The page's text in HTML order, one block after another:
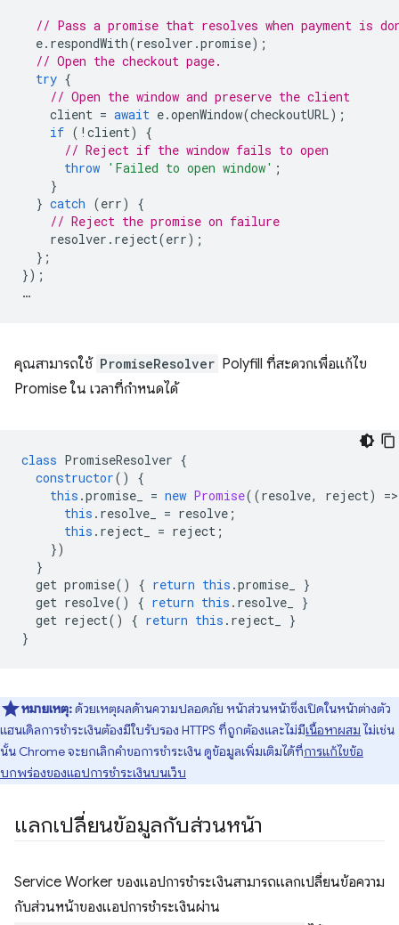
// Pass a promise that resolves when payment is
e. respondWith(resolver .promise);
// Open the checkout page.
try {
// Open the window and preserve the client
client = await e.openWindow(checkoutURL);
if ( ! client)
{
// Reject if the window fails to open
throw 'Failed to open window' ;
}
} catch (err)
{
// Reject the promise on failure
resolver . reject(err);
};
});
…
คุณสามารถใช้ PromiseResolver Polyfill ที่สะดวกเพื่อแก้ไข
Promise ใน เวลาที่กำหนดได้
class PromiseResolver {
constructor()
{
this .promise_ = new Promise((resolve, reject) =>
this . resolve_ = resolve ;
this . reject_ = reject ;
})
}
get promise() { return this .promise_
}
get resolve() { return this . resolve_
}
get reject() { return this . reject_
}
}
หมายเหตุ:ด้วยเหตุผลด้านความปลอดภัย หน้าส่วนหน้าซึ่งเปิดในหน้าต่างตัว
แฮนเดิลการชำระเงินต้องมีใบรับรอง HTTPS ที่ถูกต้องและไม่มีเนื้อหาผสม ไม่เช่น
นั้น Chrome จะยกเลิกคำขอการชำระเงิน ดูข้อมูลเพิ่มเติมได้ที่การแก้ไขข้อ
บกพร่องของแอปการชำระเงินบนเว็บ
แลกเปลี่ยนข้อมูลกับส่วนหน้า
Service Worker ของแอปการชำระเงินสามารถแลกเปลี่ยนข้อความ
กับส่วนหน้าของแอปการชำระเงินผ่าน